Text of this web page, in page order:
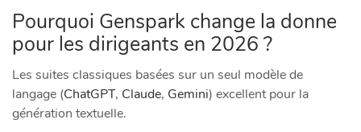
Pourquoi Genspark change la donne
pour les dirigeants en 2026 ?
Les suites classiques basées sur un seul modèle de
langage (ChatGPT, Claude, Gemini) excellent pour la
génération textuelle.